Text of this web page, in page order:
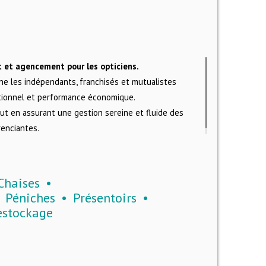
agencement pour les opticiens.
les indépendants, franchisés et mutualistes
et performance économique.
en assurant une gestion sereine et fluide des
Péniches
Présentoirs